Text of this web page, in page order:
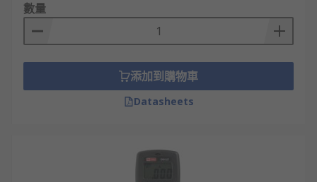
數量
添加到購物車
Datasheets